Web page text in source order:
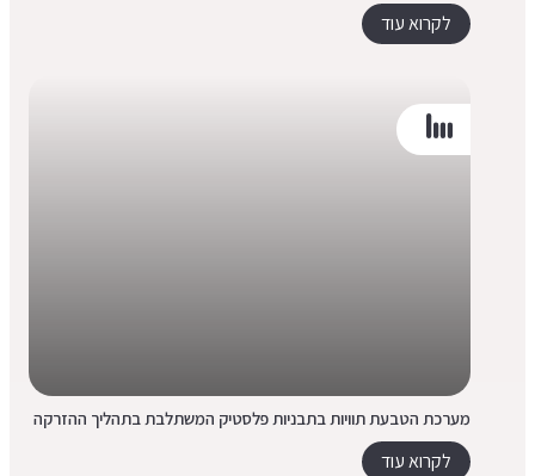
לקרוא עוד
מערכת הטבעת תוויות בתבניות פלסטיק המשתלבת בתהליך ההזרקה
לקרוא עוד